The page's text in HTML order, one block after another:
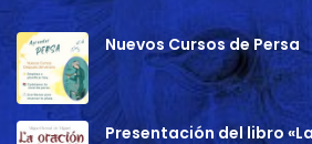
Nuevos Cursos de Persa
Presentación del libro